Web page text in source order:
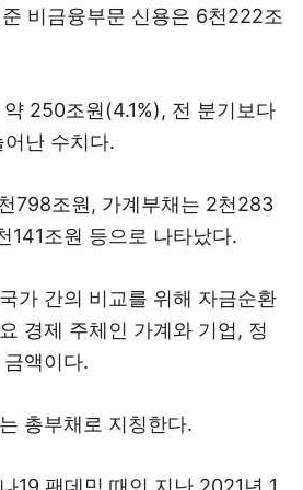
비금융부문 신용은 6천222조
250조원(4.1%), 전 분기보다
난 수치다.
798조원, 가계부채는 2천283
141조원 등으로 나타났다.
가 간의 비교를 위해 자금순환
경제 주체인 가계와 기업, 정
액이다.
총부채로 지칭한다.